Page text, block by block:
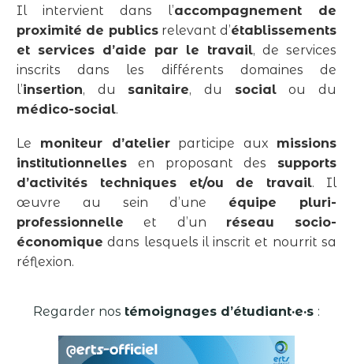
Il intervient dans l’accompagnement de
proximité de publicsrelevant d’établissements
et services d’aide par le travail, de services
inscrits dans les différents domaines de
l’insertion, du sanitaire, du socialou du
médico-social.
Le moniteur d’atelierparticipe aux missions
institutionnelles en proposant des supports
d’activités techniques et/ou de travail. Il
œuvre au sein d’une équipe pluri-
professionnelle et d’un réseau socio-
économique dans lesquels il inscrit et nourrit sa
réflexion.
Regarder nos témoignages d’étudiant·e·s :